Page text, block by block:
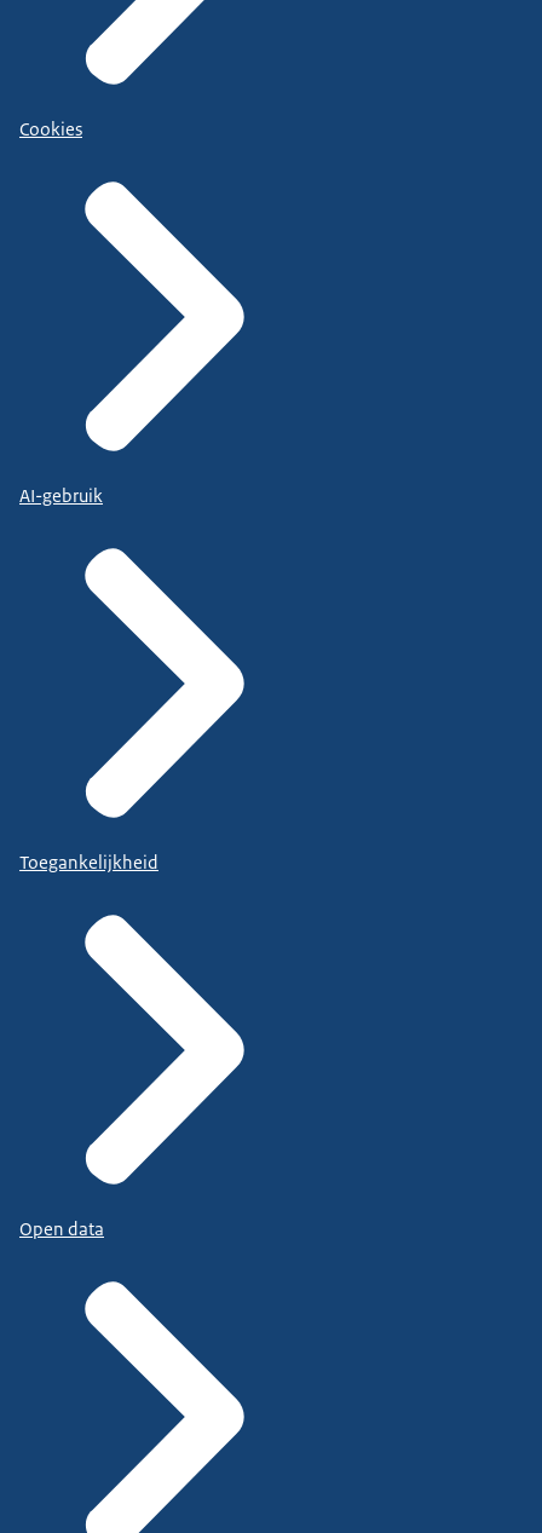
Cookies
AI-gebruik
Toegankelijkheid
Open data